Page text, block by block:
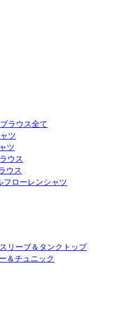
ラウス全て
ツ
ツ
ウス
ウス
フローレンシャツ
リーブ＆タンクトップ
＆チュニック